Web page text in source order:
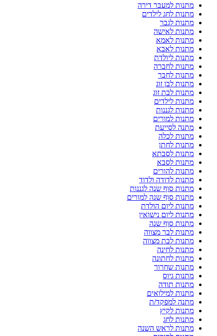
מתנות למעבר דירה
מתנות לחג לילדים
מתנות לגבר
מתנות לאישה
מתנות לאמא
מתנות לאבא
מתנות ליולדת
מתנות לחברה
מתנות לחבר
מתנות לבן זוג
מתנות לבת זוג
מתנות לילדים
מתנות לגננות
מתנות למורים
מתנה לסייעת
מתנות לכלה
מתנות לחתן
מתנות לסבתא
מתנות לסבא
מתנות להורים
מתנות לדודה ולדוד
מתנות סוף שנה לגננות
מתנות סוף שנה למורים
מתנות ליום הולדת
מתנות ליום נישואין
מתנות סוף שנה
מתנות לבר מצווה
מתנות לבת מצווה
מתנות לחינה
מתנות לחתונה
מתנות שחרור
מתנות גיוס
מתנות תודה
מתנות למילואים
מתנה למפקד/ת
מתנות לקיץ
מתנות לחג
מתנות לראש השנה